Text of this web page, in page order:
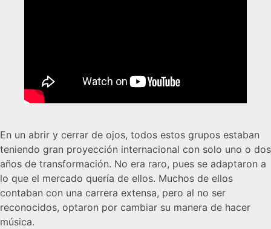
En un abrir y cerrar de ojos, todos estos grupos estaban
teniendo gran proyección internacional con solo uno o dos
años de transformación. No era raro, pues se adaptaron a
lo que el mercado quería de ellos. Muchos de ellos
contaban con una carrera extensa, pero al no ser
reconocidos, optaron por cambiar su manera de hacer
música.